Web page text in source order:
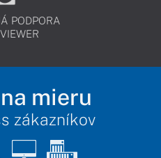
PODPORA
mieru
zákazníkov